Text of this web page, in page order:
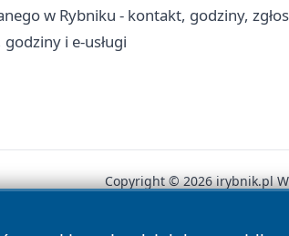
w Rybniku - kontakt, godziny,
i e-usługi
Copyright © 2026 irybnik.pl